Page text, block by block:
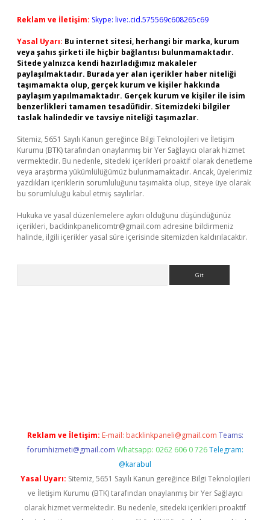
Reklam ve İletişim: Skype: live:.cid.575569c608265c69
Yasal Uyarı: Bu internet sitesi, herhangi bir marka, kurum
veya şahıs şirketi ile hiçbir bağlantısı bulunmamaktadır.
Sitede yalnızca kendi hazırladığımız makaleler
paylaşılmaktadır. Burada yer alan içerikler haber niteliği
taşımamakta olup, gerçek kurum ve kişiler hakkında
paylaşım yapılmamaktadır. Gerçek kurum ve kişiler ile isim
benzerlikleri tamamen tesadüfidir. Sitemizdeki bilgiler
taslak halindedir ve tavsiye niteliği taşımazlar.
Sitemiz, 5651 Sayılı Kanun gereğince Bilgi Teknolojileri ve İletişim
Kurumu (BTK) tarafından onaylanmış bir Yer Sağlayıcı olarak hizmet
vermektedir. Bu nedenle, sitedeki içerikleri proaktif olarak denetleme
veya araştırma yükümlülüğümüz bulunmamaktadır. Ancak, üyelerimiz
yazdıkları içeriklerin sorumluluğunu taşımakta olup, siteye üye olarak
bu sorumluluğu kabul etmiş sayılırlar.
Hukuka ve yasal düzenlemelere aykırı olduğunu düşündüğünüz
içerikleri, backlinkpanelicomtr@gmail.com adresine bildirmeniz
halinde, ilgili içerikler yasal süre içerisinde sitemizden kaldırılacaktır.
Reklam ve İletişim: E-mail: backlinkpaneli@gmail.com Teams:
forumhizmeti@gmail.com Whatsapp: 0262 606 0 726 Telegram:
@karabul
Yasal Uyarı: Sitemiz, 5651 Sayılı Kanun gereğince Bilgi Teknolojileri
ve İletişim Kurumu (BTK) tarafından onaylanmış bir Yer Sağlayıcı
olarak hizmet vermektedir. Bu nedenle, sitedeki içerikleri proaktif